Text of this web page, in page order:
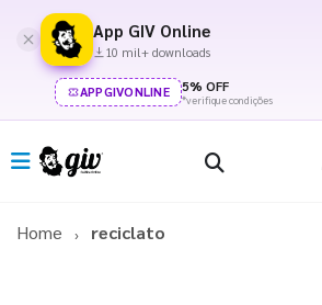
App GIV Online
10 mil+ downloads
APPGIVONLINE 5% OFF
*verifique condições
Home reciclato